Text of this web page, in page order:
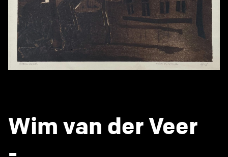
Wim van der Veer